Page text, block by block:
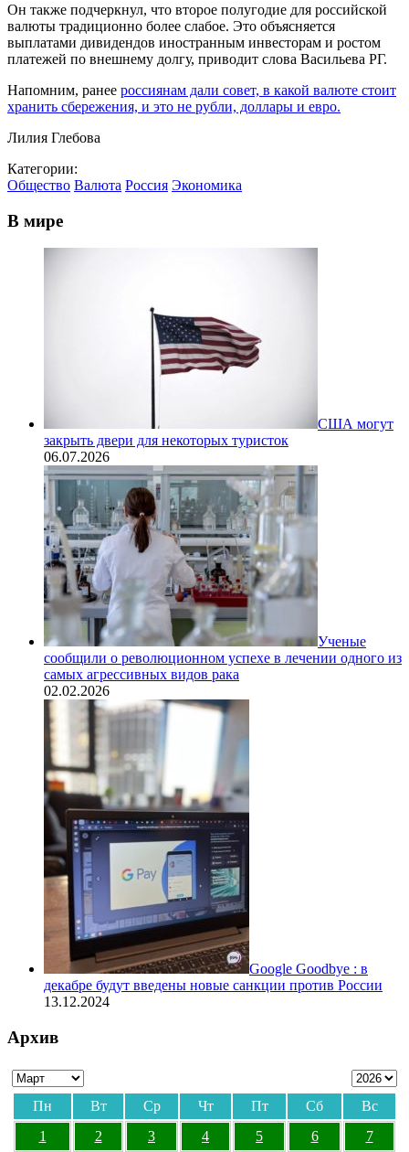
Он также подчеркнул, что второе полугодие для российской
валюты традиционно более слабое. Это объясняется
выплатами дивидендов иностранным инвесторам и ростом
платежей по внешнему долгу, приводит слова Васильева РГ.
Напомним, ранее россиянам дали совет, в какой валюте стоит
хранить сбережения, и это не рубли, доллары и евро.
Лилия Глебова
Категории:
Общество Валюта Россия Экономика
В мире
США могут
закрыть двери для некоторых туристок
06.07.2026
Ученые
сообщили о революционном успехе в лечении одного из
самых агрессивных видов рака
02.02.2026
Google Goodbye : в
декабре будут введены новые санкции против России
13.12.2024
Архив
Пн Вт Ср Чт Пт Сб
Вс
1
2 3 4 5 6 7